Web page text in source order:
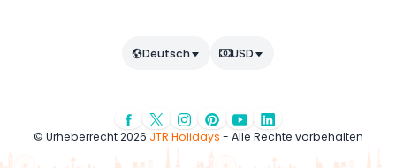
Deutsch USD
© Urheberrecht 2026 JTR Holidays - Alle Rechte vorbehalten